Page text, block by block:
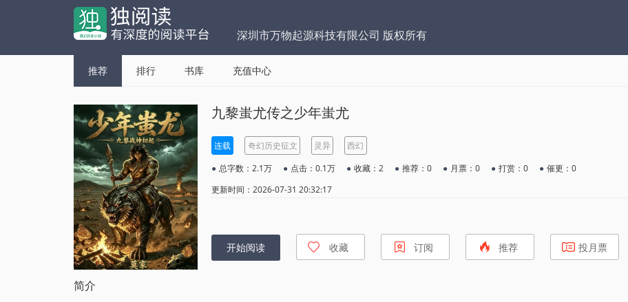
深圳市万物起源科技有限公司 版权所有
推荐 排行 书库 充值中心
九黎蚩尤传之少年蚩尤
连载 奇幻历史征文 灵异
西幻
● 总字数：2.1万 ● 点击：0.1万 ● 收藏：2 ● 推荐：0 ● 月票：0 ● 打赏：0 ● 催更：0
更新时间：2026-07-31 20:32:17
开始阅读 收藏 订阅 推荐 投月票
简介